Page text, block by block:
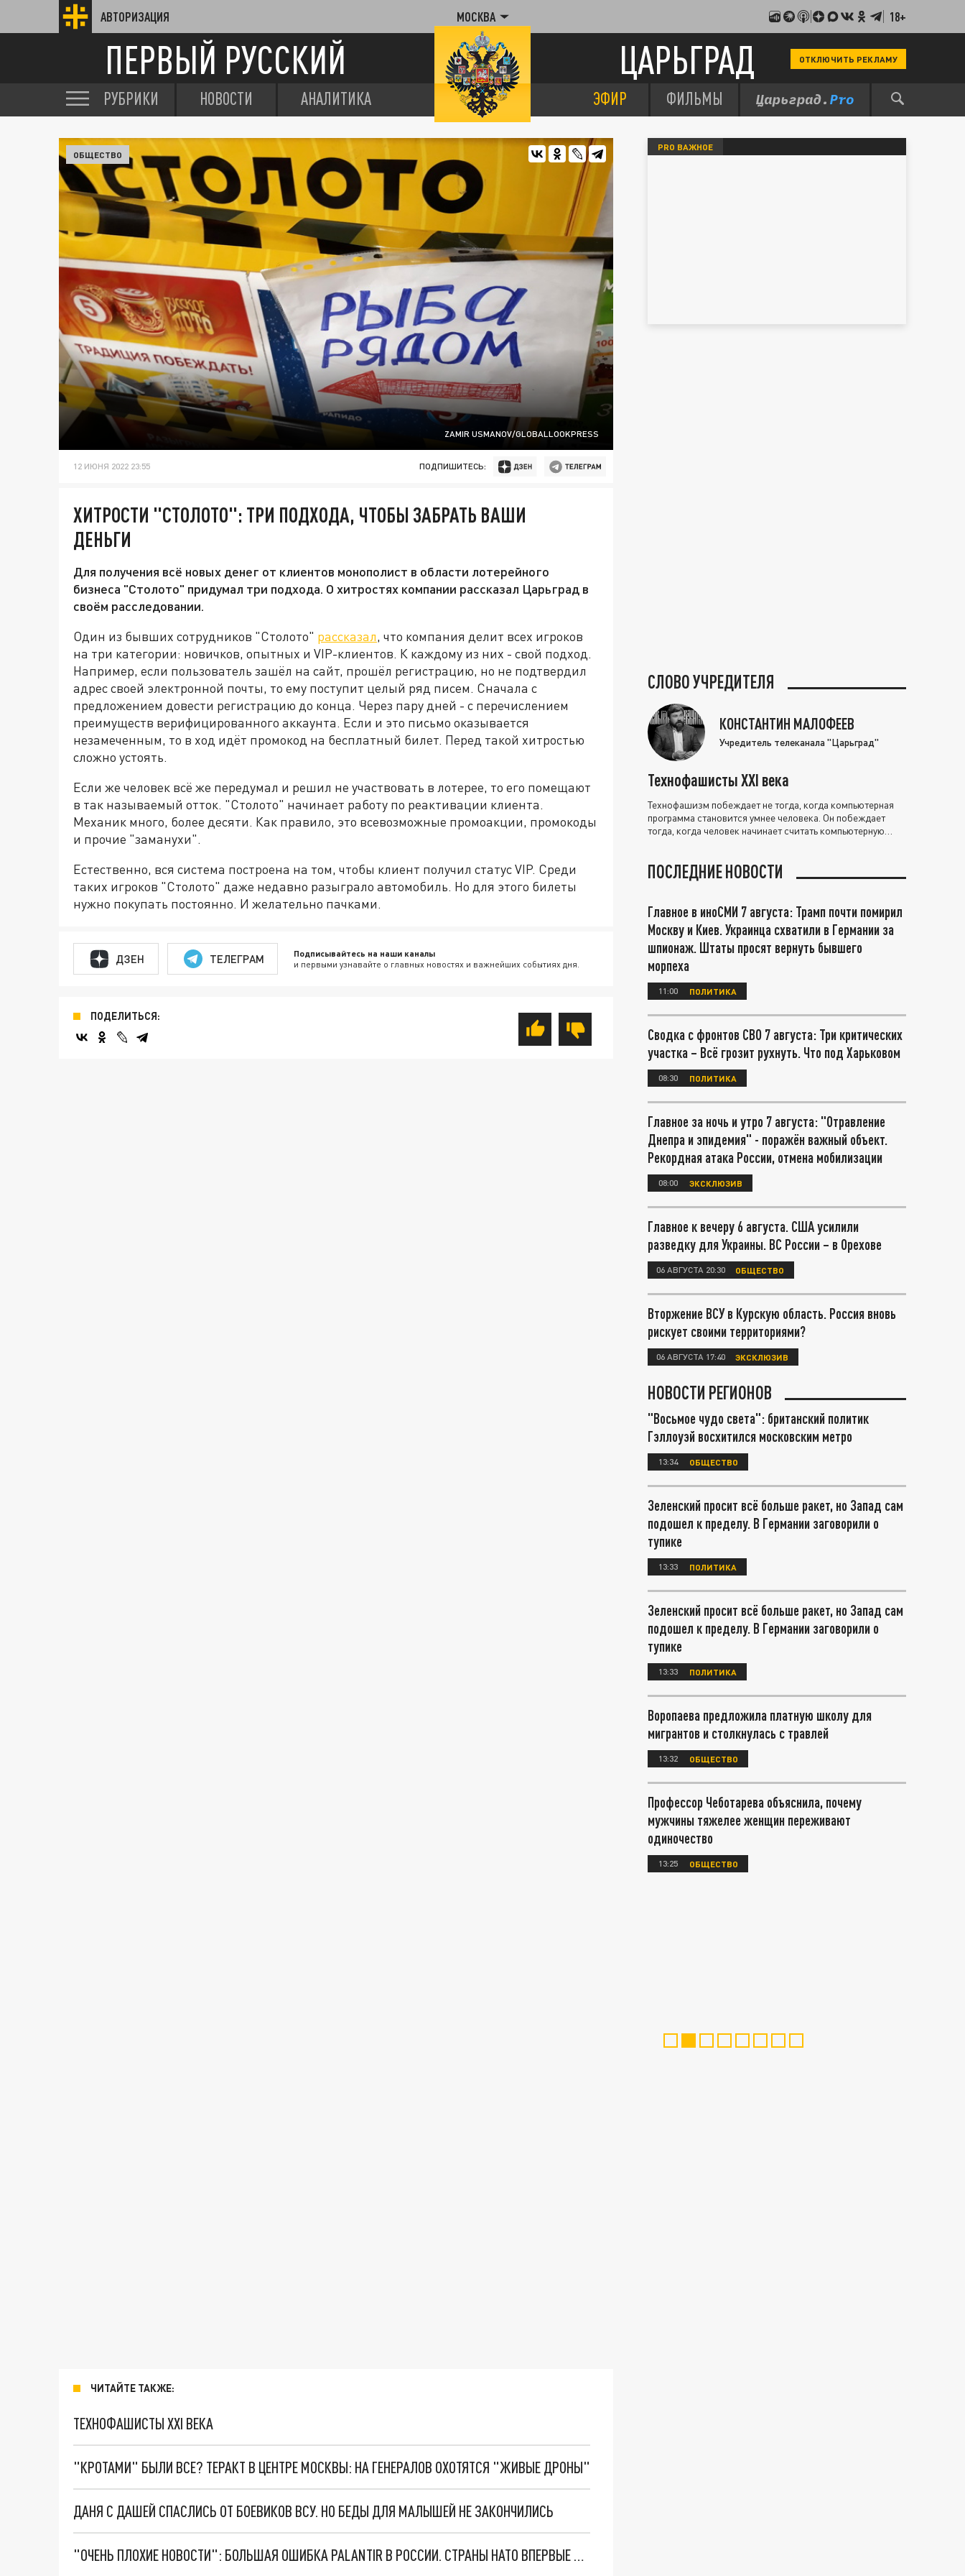
АВТОРИЗАЦИЯ МОСКВА 18+
ПЕРВЫЙ РУССКИЙ ЦАРЬГРАД ОТКЛЮЧИТЬ РЕКЛАМУ
РУБРИКИ НОВОСТИ АНАЛИТИКА ЭФИР ФИЛЬМЫ
ZAMIR USMANOV/GLOBALLOOKPRESS
ОБЩЕСТВО
12 ИЮНЯ 2022 23:55 ПОДПИШИТЕСЬ:
ХИТРОСТИ "СТОЛОТО": ТРИ ПОДХОДА, ЧТОБЫ ЗАБРАТЬ ВАШИ
ДЕНЬГИ
Для получения всё новых денег от клиентов монополист в области лотерейного
бизнеса "Столото" придумал три подхода. О хитростях компании рассказал Царьград в
своём расследовании.
Один из бывших сотрудников "Столото" рассказал, что компания делит всех игроков
на три категории: новичков, опытных и VIP-клиентов. К каждому из них - свой подход.
Например, если пользователь зашёл на сайт, прошёл регистрацию, но не подтвердил
адрес своей электронной почты, то ему поступит целый ряд писем. Сначала с
предложением довести регистрацию до конца. Через пару дней - с перечислением
преимуществ верифицированного аккаунта. Если и это письмо оказывается
незамеченным, то в ход идёт промокод на бесплатный билет. Перед такой хитростью
сложно устоять.
Если же человек всё же передумал и решил не участвовать в лотерее, то его помещают
в так называемый отток. "Столото" начинает работу по реактивации клиента.
Механик много, более десяти. Как правило, это всевозможные промоакции, промокоды
и прочие "заманухи".
Естественно, вся система построена на том, чтобы клиент получил статус VIP. Среди
таких игроков "Столото" даже недавно разыграло автомобиль. Но для этого билеты
нужно покупать постоянно. И желательно пачками.
ДЗЕН ТЕЛЕГРАМ Подписывайтесь на наши каналы
и первыми узнавайте о главных новостях и важнейших событиях дня.
ПОДЕЛИТЬСЯ:
ЧИТАЙТЕ ТАКЖЕ:
ТЕХНОФАШИСТЫ XXI ВЕКА
"КРОТАМИ" БЫЛИ ВСЕ? ТЕРАКТ В ЦЕНТРЕ МОСКВЫ: НА ГЕНЕРАЛОВ ОХОТЯТСЯ "ЖИВЫЕ ДРОНЫ"
ДАНЯ С ДАШЕЙ СПАСЛИСЬ ОТ БОЕВИКОВ ВСУ. НО БЕДЫ ДЛЯ МАЛЫШЕЙ НЕ ЗАКОНЧИЛИСЬ
"ОЧЕНЬ ПЛОХИЕ НОВОСТИ": БОЛЬШАЯ ОШИБКА PALANTIR В РОССИИ. СТРАНЫ НАТО ВПЕРВЫЕ ЗА СВО ОСТАНОВИЛИ ПОСТАВКИ ОРУЖИЯ. ВСУ ТЕРЯЮТ ПРИГРАНИЧЬЕ?
PRO ВАЖНОЕ
СЛОВО УЧРЕДИТЕЛЯ
КОНСТАНТИН МАЛОФЕЕВ
Учредитель телеканала "Царьград"
Технофашисты XXI века
Технофашизм побеждает не тогда, когда компьютерная
программа становится умнее человека. Он побеждает
тогда, когда человек начинает считать компьютерную
ПОСЛЕДНИЕ НОВОСТИ
Главное в иноСМИ 7 августа: Трамп почти помирил
Москву и Киев. Украинца схватили в Германии за
шпионаж. Штаты просят вернуть бывшего
морпеха
11:00 ПОЛИТИКА
Сводка с фронтов СВО 7 августа: Три критических
участка – Всё грозит рухнуть. Что под Харьковом
08:30 ПОЛИТИКА
Главное за ночь и утро 7 августа: "Отравление
Днепра и эпидемия" - поражён важный объект.
Рекордная атака России, отмена мобилизации
08:00 ЭКСКЛЮЗИВ
Главное к вечеру 6 августа. США усилили
разведку для Украины. ВС России – в Орехове
06 АВГУСТА 20:30 ОБЩЕСТВО
Вторжение ВСУ в Курскую область. Россия вновь
рискует своими территориями?
06 АВГУСТА 17:40 ЭКСКЛЮЗИВ
НОВОСТИ РЕГИОНОВ
"Восьмое чудо света": британский политик
Гэллоуэй восхитился московским метро
13:34 ОБЩЕСТВО
Зеленский просит всё больше ракет, но Запад сам
подошел к пределу. В Германии заговорили о
тупике
13:33 ПОЛИТИКА
Зеленский просит всё больше ракет, но Запад сам
подошел к пределу. В Германии заговорили о
тупике
13:33 ПОЛИТИКА
Воропаева предложила платную школу для
мигрантов и столкнулась с травлей
13:32 ОБЩЕСТВО
Профессор Чеботарева объяснила, почему
мужчины тяжелее женщин переживают
одиночество
13:25 ОБЩЕСТВО